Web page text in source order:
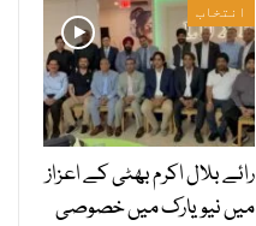
انتخاب
رائے بلال اکرم بھٹی کے اعزاز
میں نیویارک میں خصوصی